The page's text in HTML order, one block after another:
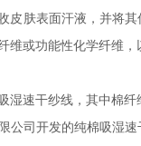
皮肤表面汗液，并将
维或功能性化学纤维
湿速干纱线，其中棉
公司开发的纯棉吸湿